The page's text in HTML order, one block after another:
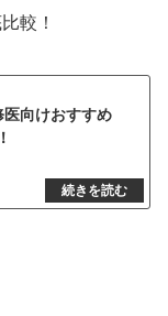
較！
医向けおすすめ